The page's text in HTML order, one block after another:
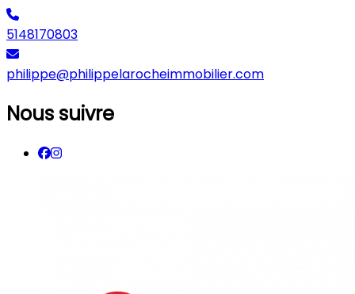
5148170803
philippe@philippelarocheimmobilier.com
Nous suivre